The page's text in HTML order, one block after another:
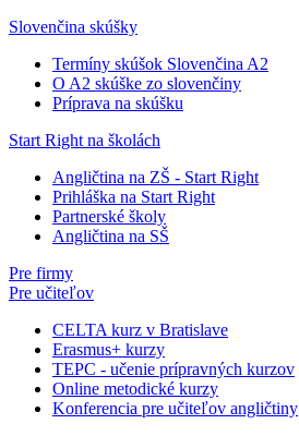
Slovenčina skúšky
Termíny skúšok Slovenčina A2
O A2 skúške zo slovenčiny
Príprava na skúšku
Start Right na školách
Angličtina na ZŠ - Start Right
Prihláška na Start Right
Partnerské školy
Angličtina na SŠ
Pre firmy
Pre učiteľov
CELTA kurz v Bratislave
Erasmus+ kurzy
TEPC - učenie prípravných kurzov
Online metodické kurzy
Konferencia pre učiteľov angličtiny